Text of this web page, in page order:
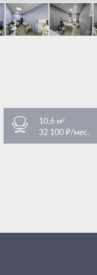
10,6 м²
32 100 ₽/мес.